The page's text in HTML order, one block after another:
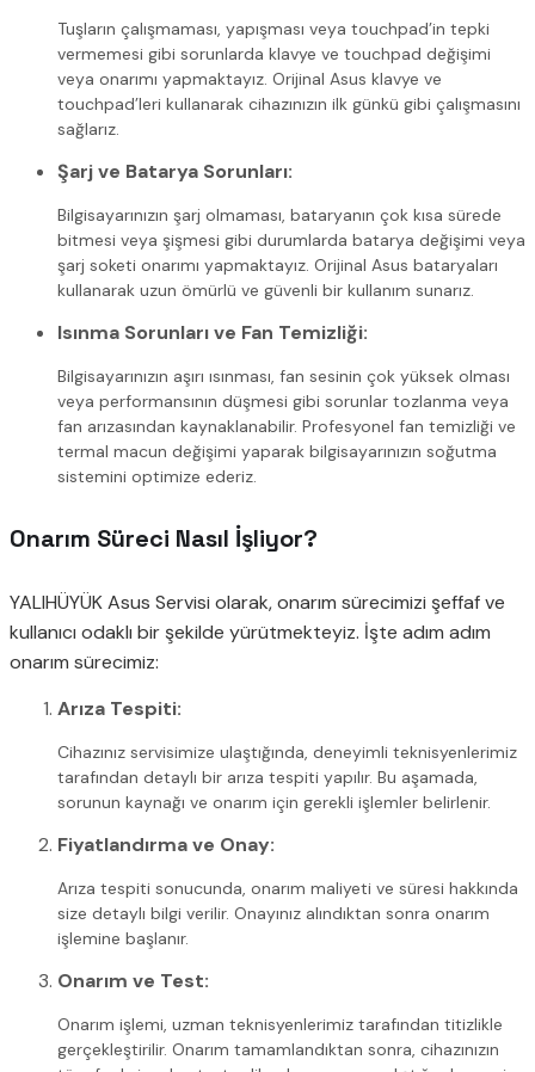
Tuşların çalışmaması, yapışması veya touchpad’in tepki
vermemesi gibi sorunlarda klavye ve touchpad değişimi
veya onarımı yapmaktayız. Orijinal Asus klavye ve
touchpad’leri kullanarak cihazınızın ilk günkü gibi çalışmasını
sağlarız.
Şarj ve Batarya Sorunları:
Bilgisayarınızın şarj olmaması, bataryanın çok kısa sürede
bitmesi veya şişmesi gibi durumlarda batarya değişimi veya
şarj soketi onarımı yapmaktayız. Orijinal Asus bataryaları
kullanarak uzun ömürlü ve güvenli bir kullanım sunarız.
Isınma Sorunları ve Fan Temizliği:
Bilgisayarınızın aşırı ısınması, fan sesinin çok yüksek olması
veya performansının düşmesi gibi sorunlar tozlanma veya
fan arızasından kaynaklanabilir. Profesyonel fan temizliği ve
termal macun değişimi yaparak bilgisayarınızın soğutma
sistemini optimize ederiz.
Onarım Süreci Nasıl İşliyor?
YALIHÜYÜK Asus Servisi olarak, onarım sürecimizi şeffaf ve
kullanıcı odaklı bir şekilde yürütmekteyiz. İşte adım adım
onarım sürecimiz:
Arıza Tespiti:
Cihazınız servisimize ulaştığında, deneyimli teknisyenlerimiz
tarafından detaylı bir arıza tespiti yapılır. Bu aşamada,
sorunun kaynağı ve onarım için gerekli işlemler belirlenir.
Fiyatlandırma ve Onay:
Arıza tespiti sonucunda, onarım maliyeti ve süresi hakkında
size detaylı bilgi verilir. Onayınız alındıktan sonra onarım
işlemine başlanır.
Onarım ve Test:
Onarım işlemi, uzman teknisyenlerimiz tarafından titizlikle
gerçekleştirilir. Onarım tamamlandıktan sonra, cihazınızın